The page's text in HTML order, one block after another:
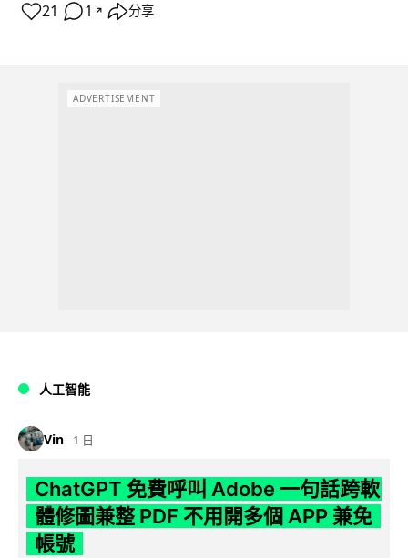
21 1 ↗ 分享
ADVERTISEMENT
人工智能
Vin 1 日
ChatGPT 免費呼叫 Adobe 一句話跨軟
體修圖兼整 PDF 不用開多個 APP 兼免
帳號